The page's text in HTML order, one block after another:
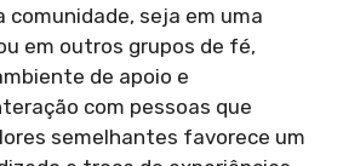
comunidade, seja em uma
em outros grupos de fé,
de apoio e
com pessoas que
semelhantes favorece um